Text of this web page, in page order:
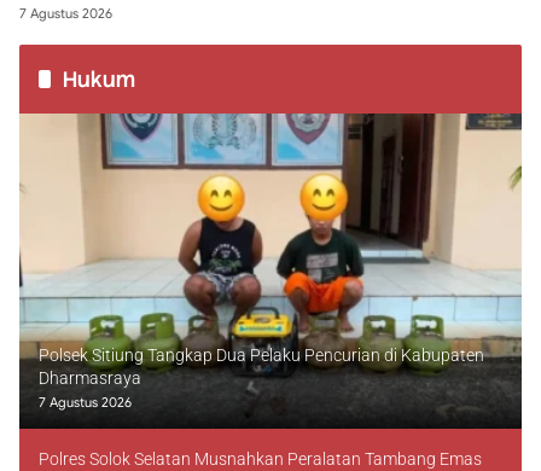
7 Agustus 2026
Hukum
Polsek Sitiung Tangkap Dua Pelaku Pencurian di Kabupaten
Dharmasraya
7 Agustus 2026
Polres Solok Selatan Musnahkan Peralatan Tambang Emas